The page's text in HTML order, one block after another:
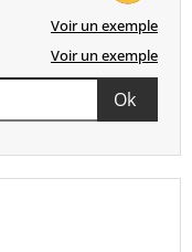
Voir un exemple
Voir un exemple